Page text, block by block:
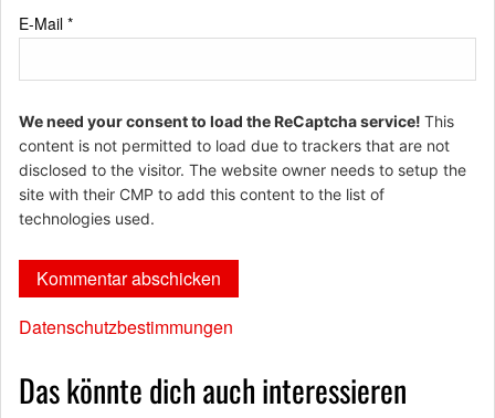
E-Mail *
We need your consent to load the ReCaptcha service! This
content is not permitted to load due to trackers that are not
disclosed to the visitor. The website owner needs to setup the
site with their CMP to add this content to the list of
technologies used.
Datenschutzbestimmungen
Das könnte dich auch interessieren